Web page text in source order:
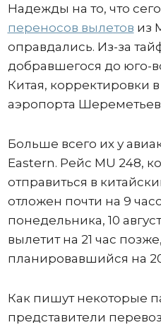
Надежды на то, что
переносов вылетов из
оправдались. Из-за
добравшегося до юго-
Китая, корректировки
аэропорта
Больше всего их у
Eastern. Рейс MU 248,
отправиться в
отложен почти на 9
понедельника, 10
вылетит на 21 час
планировавшийся на
Как пишут некоторые
представители